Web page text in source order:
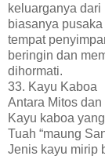
keluarganya
biasanya
tempat
beringin dan
dihormati.
33. Kayu Kaboa
Antara Mitos dan
Kayu kaboa
Tuah “maung
Jenis kayu mirip